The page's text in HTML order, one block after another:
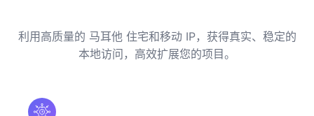
利用高质量的 马耳他 住宅和移动 IP，获得真实、稳定的
本地访问，高效扩展您的项目。